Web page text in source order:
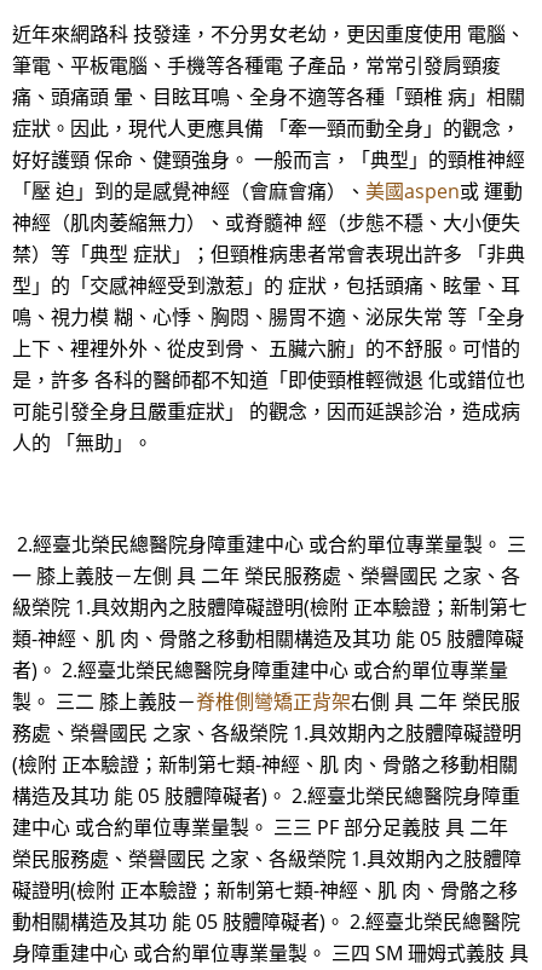
近年來網路科 技發達，不分男女老幼，更因重度使用 電腦、
筆電、平板電腦、手機等各種電 子產品，常常引發肩頸痠
痛、頭痛頭 暈、目眩耳鳴、全身不適等各種「頸椎 病」相關
症狀。因此，現代人更應具備 「牽一頸而動全身」的觀念，
好好護頸 保命、健頸強身。 一般而言，「典型」的頸椎神經
「壓 迫」到的是感覺神經（會麻會痛）、 美國aspen或 運動
神經（肌肉萎縮無力）、或脊髓神 經（步態不穩、大小便失
禁）等「典型 症狀」；但頸椎病患者常會表現出許多 「非典
型」的「交感神經受到激惹」的 症狀，包括頭痛、眩暈、耳
鳴、視力模 糊、心悸、胸悶、腸胃不適、泌尿失常 等「全身
上下、裡裡外外、從皮到骨、 五臟六腑」的不舒服。可惜的
是，許多 各科的醫師都不知道「即使頸椎輕微退 化或錯位也
可能引發全身且嚴重症狀」 的觀念，因而延誤診治，造成病
人的 「無助」。
2.經臺北榮民總醫院身障重建中心 或合約單位專業量製。 三
一 膝上義肢－左側 具 二年 榮民服務處、榮譽國民 之家、各
級榮院 1.具效期內之肢體障礙證明(檢附 正本驗證；新制第七
類-神經、肌 肉、骨骼之移動相關構造及其功 能 05 肢體障礙
者)。 2.經臺北榮民總醫院身障重建中心 或合約單位專業量
製。 三二 膝上義肢－脊椎側彎矯正背架右側 具 二年 榮民服
務處、榮譽國民 之家、各級榮院 1.具效期內之肢體障礙證明
(檢附 正本驗證；新制第七類-神經、肌 肉、骨骼之移動相關
構造及其功 能 05 肢體障礙者)。 2.經臺北榮民總醫院身障重
建中心 或合約單位專業量製。 三三 PF 部分足義肢 具 二年
榮民服務處、榮譽國民 之家、各級榮院 1.具效期內之肢體障
礙證明(檢附 正本驗證；新制第七類-神經、肌 肉、骨骼之移
動相關構造及其功 能 05 肢體障礙者)。 2.經臺北榮民總醫院
身障重建中心 或合約單位專業量製。 三四 SM 珊姆式義肢 具